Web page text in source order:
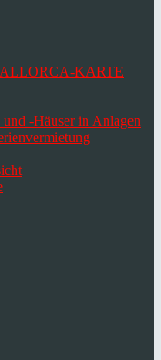
KARTE
-Häuser in Anlagen